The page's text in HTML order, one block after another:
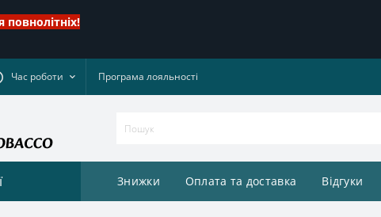
повнолітніх!
Час роботи Програма лояльності
Знижки Оплата та доставка Відгуки